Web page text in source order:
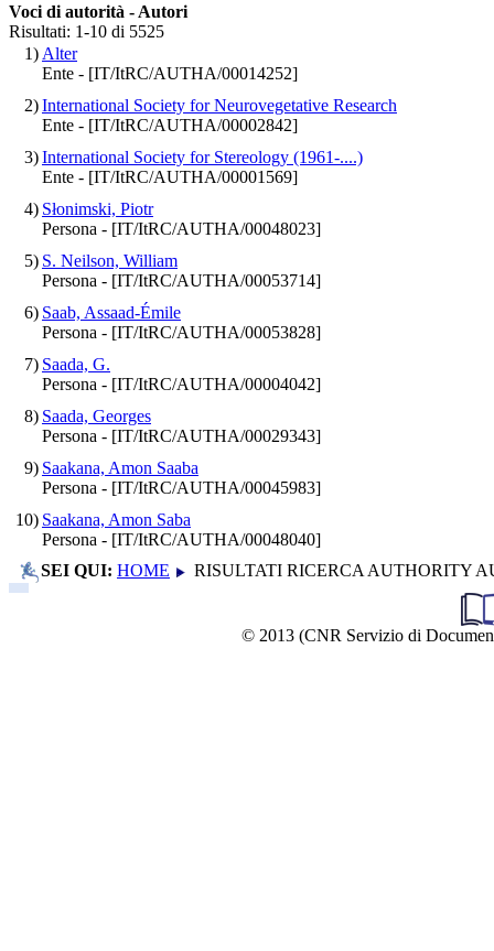
Voci di autorità - Autori
Risultati: 1-10 di 5525
1) Alter
Ente - [IT/ItRC/AUTHA/00014252]
2)International Society for Neurovegetative Research
Ente - [IT/ItRC/AUTHA/00002842]
3)International Society for Stereology (1961-....)
Ente - [IT/ItRC/AUTHA/00001569]
4) Słonimski, Piotr
Persona - [IT/ItRC/AUTHA/00048023]
5) S. Neilson, William
Persona - [IT/ItRC/AUTHA/00053714]
6) Saab, Assaad-Émile
Persona - [IT/ItRC/AUTHA/00053828]
7) Saada, G.
Persona - [IT/ItRC/AUTHA/00004042]
8) Saada, Georges
Persona - [IT/ItRC/AUTHA/00029343]
9) Saakana, Amon Saaba
Persona - [IT/ItRC/AUTHA/00045983]
10) Saakana, Amon Saba
Persona - [IT/ItRC/AUTHA/00048040]
SEI QUI: HOME RISULTATI RICERCA AUTHORITY
© 2013 (CNR Servizio di